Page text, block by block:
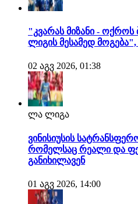
"კვარას მიზანი -
ლიგის მესამედ
02 აგვ 2026, 01:38
ლა ლიგა
ვინისიუსის
რომელსაც რეალი და
განიხილავენ
01 აგვ 2026, 14:00